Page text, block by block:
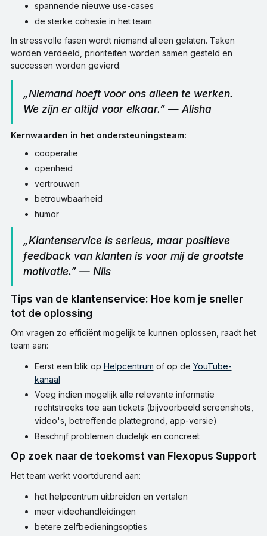
spannende nieuwe use-cases
de sterke cohesie in het team
In stressvolle fasen wordt niemand alleen gelaten. Taken
worden verdeeld, prioriteiten worden samen gesteld en
successen worden gevierd.
„Niemand hoeft voor ons alleen te werken.
We zijn er altijd voor elkaar.” — Alisha
Kernwaarden in het ondersteuningsteam:
coöperatie
openheid
vertrouwen
betrouwbaarheid
humor
„Klantenservice is serieus, maar positieve
feedback van klanten is voor mij de grootste
motivatie.” — Nils
Tips van de klantenservice: Hoe kom je sneller
tot de oplossing
Om vragen zo efficiënt mogelijk te kunnen oplossen, raadt het
team aan:
Eerst een blik op Helpcentrum of op de YouTube-
kanaal
Voeg indien mogelijk alle relevante informatie
rechtstreeks toe aan tickets (bijvoorbeeld screenshots,
video's, betreffende plattegrond, app-versie)
Beschrijf problemen duidelijk en concreet
Op zoek naar de toekomst van Flexopus Support
Het team werkt voortdurend aan:
het helpcentrum uitbreiden en vertalen
meer videohandleidingen
betere zelfbedieningsopties